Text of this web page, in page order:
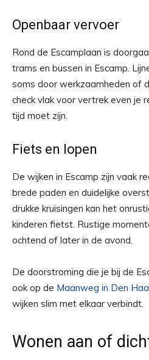
Openbaar vervoer
Rond de Escamplaan is
trams en bussen in Escamp.
soms door werkzaamheden of
check vlak voor vertrek even je
tijd moet zijn.
Fiets en lopen
De wijken in Escamp zijn vaak
brede paden en duidelijke
drukke kruisingen kan het
kinderen fietst. Rustige
ochtend of later in de avond.
De doorstroming die je bij de
ook op de Maanweg in Den
wijken slim met elkaar verbindt.
Wonen aan of